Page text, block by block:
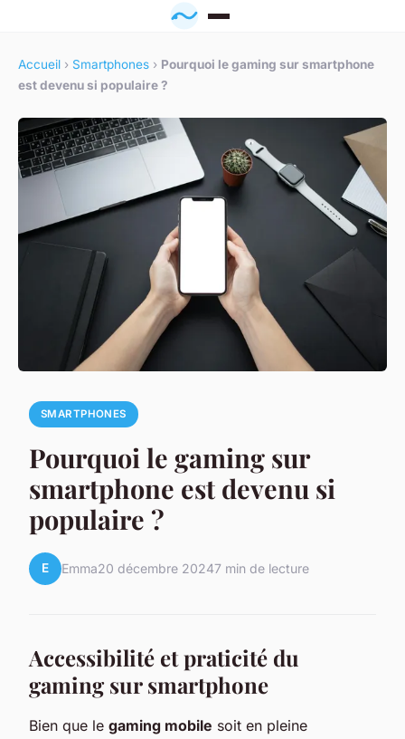
Accueil › Smartphones › Pourquoi le gaming sur smartphone
est devenu si populaire ?
SMARTPHONES
Pourquoi le gaming sur
smartphone est devenu si
populaire ?
E Emma20 décembre 20247 min de lecture
Accessibilité et praticité du
gaming sur smartphone
Bien que le gaming mobile soit en pleine